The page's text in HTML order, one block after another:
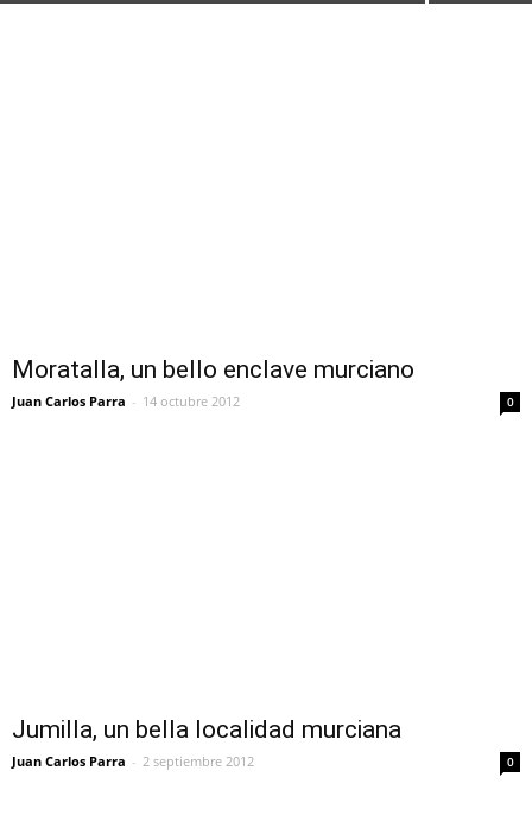
Moratalla, un bello enclave murciano
Juan Carlos Parra - 14 octubre 2012 0
Jumilla, un bella localidad murciana
Juan Carlos Parra - 2 septiembre 2012 0